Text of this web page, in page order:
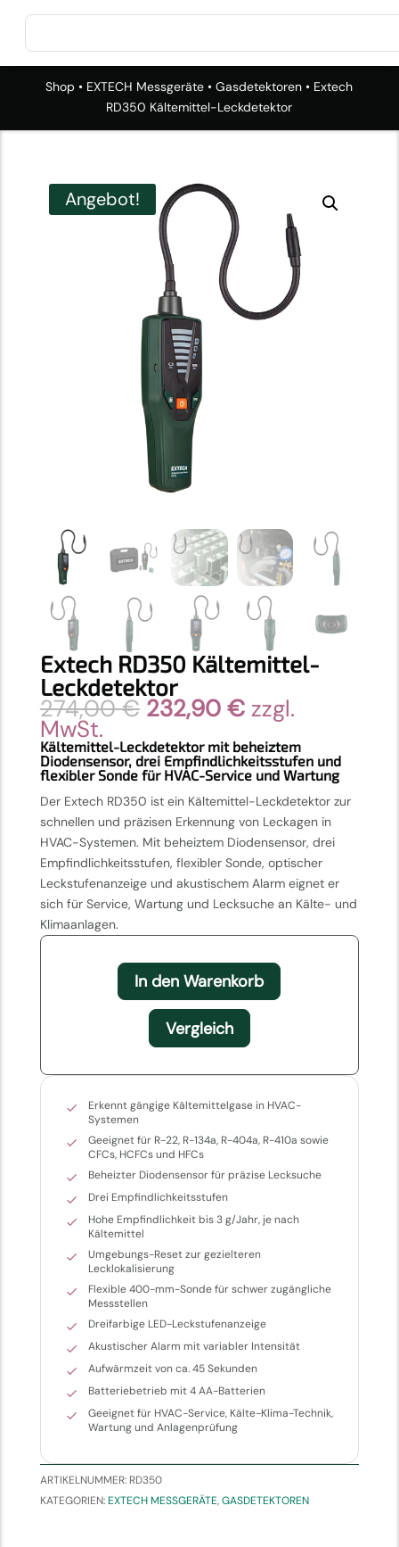
Shop • EXTECH Messgeräte •Gasdetektoren • Extech
RD350 Kältemittel-Leckdetektor
Angebot!
Extech RD350 Kältemittel-
Leckdetektor
274,00€ Ursprünglicher
Preis
war:
274,00 €
232,90 €Aktueller
Preis
ist:
232,90 €.
zzgl.
MwSt.
Kältemittel-Leckdetektor mit beheiztem
Diodensensor, drei Empfindlichkeitsstufen und
flexibler Sonde für HVAC-Service und Wartung
Der Extech RD350 ist ein Kältemittel-Leckdetektor zur
schnellen und präzisen Erkennung von Leckagen in
HVAC-Systemen. Mit beheiztem Diodensensor, drei
Empfindlichkeitsstufen, flexibler Sonde, optischer
Leckstufenanzeige und akustischem Alarm eignet er
sich für Service, Wartung und Lecksuche an Kälte- und
Klimaanlagen.
In den Warenkorb
Vergleich
Erkennt gängige Kältemittelgase in HVAC-
Systemen
Geeignet für R-22, R-134a, R-404a, R-410a sowie
CFCs, HCFCs und HFCs
Beheizter Diodensensor für präzise Lecksuche
Drei Empfindlichkeitsstufen
Hohe Empfindlichkeit bis 3 g/Jahr, je nach
Kältemittel
Umgebungs-Reset zur gezielteren
Lecklokalisierung
Flexible 400-mm-Sonde für schwer zugängliche
Messstellen
Dreifarbige LED-Leckstufenanzeige
Akustischer Alarm mit variabler Intensität
Aufwärmzeit von ca. 45 Sekunden
Batteriebetrieb mit 4 AA-Batterien
Geeignet für HVAC-Service, Kälte-Klima-Technik,
Wartung und Anlagenprüfung
ARTIKELNUMMER: RD350
KATEGORIEN:EXTECH MESSGERÄTE,GASDETEKTOREN